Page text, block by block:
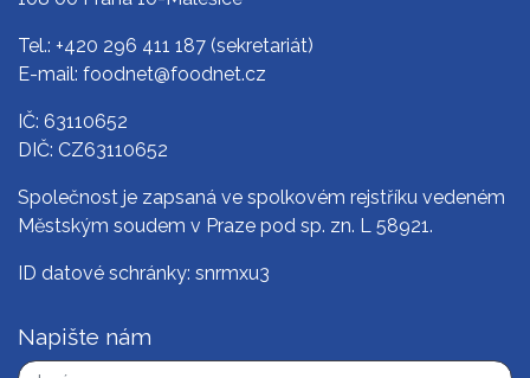
Tel.: +420 296 411 187 (sekretariát)
E-mail: foodnet@foodnet.cz
IČ: 63110652
DIČ: CZ63110652
Společnost je zapsaná ve spolkovém rejstříku vedeném
Městským soudem v Praze pod sp. zn. L 58921.
ID datové schránky: snrmxu3
Napište nám